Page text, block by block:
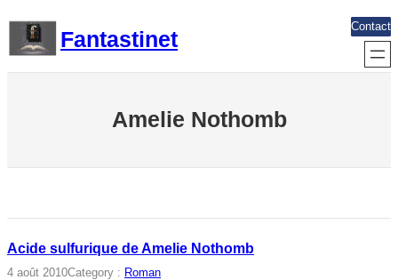
contenu
Fantastinet
Contact
Amelie Nothomb
Acide sulfurique de Amelie Nothomb
4 août 2010Category : Roman